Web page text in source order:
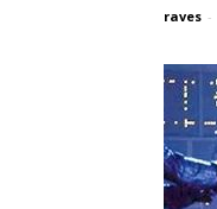
raves -